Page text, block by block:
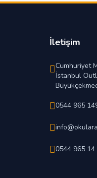
İletişim
Cumhuriyet
İstanbul
0544 965
0544 965 14